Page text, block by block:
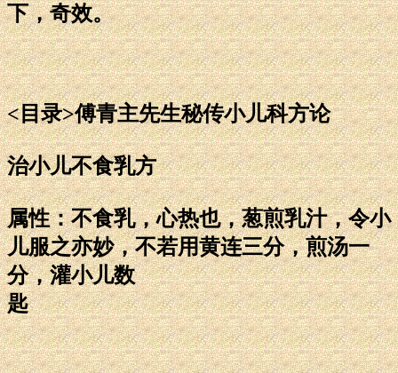
下，奇效。
<目录>傅青主先生秘传小儿科方论
治小儿不食乳方
属性：不食乳，心热也，葱煎乳汁，令小
儿服之亦妙，不若用黄连三分，煎汤一
分，灌小儿数
匙